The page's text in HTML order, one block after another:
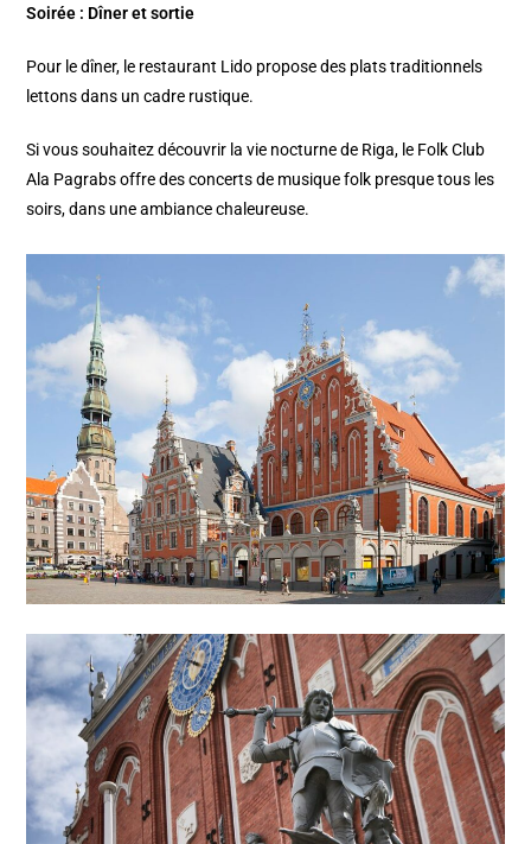
Soirée : Dîner et sortie
Pour le dîner, le restaurant Lido propose des plats traditionnels
lettons dans un cadre rustique.​
Si vous souhaitez découvrir la vie nocturne de Riga, le Folk Club
Ala Pagrabs offre des concerts de musique folk presque tous les
soirs, dans une ambiance chaleureuse.